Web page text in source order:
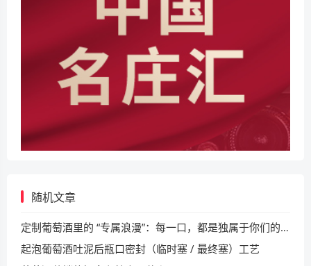
随机文章
定制葡萄酒里的 “专属浪漫”：每一口，都是独属于你们的故事
起泡葡萄酒吐泥后瓶口密封（临时塞 / 最终塞）工艺